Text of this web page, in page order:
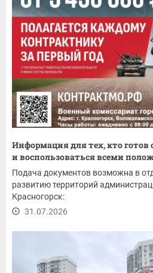
Информация для тех, кто
и воспользоваться всеми
Подача документов возможна в
развитию территорий
Красногорск:
31.07.2026